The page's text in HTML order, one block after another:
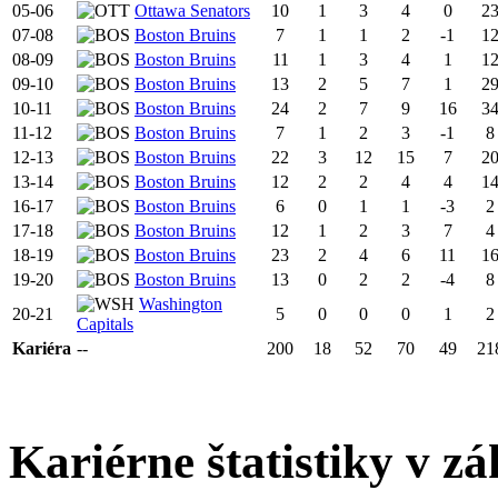
05-06
Ottawa Senators 10 1 3 4 0
23
07-08
Boston Bruins 7 1 1 2 -1
12
08-09
Boston Bruins 11 1 3 4 1
12
09-10
Boston Bruins 13 2 5 7 1
29
10-11
Boston Bruins 24 2 7 9 16
34
11-12
Boston Bruins 7 1 2 3 -1
8
12-13
Boston Bruins 22 3 12 15 7
20
13-14
Boston Bruins 12 2 2 4 4
14
16-17
Boston Bruins 6 0 1 1 -3
2
17-18
Boston Bruins 12 1 2 3 7
4
18-19
Boston Bruins 23 2 4 6 11
16
19-20
Boston Bruins 13 0 2 2 -4
8
20-21
Washington
Capitals
5 0 0 0 1
2
Kariéra -- 200 18 52 70 49
Kariérne štatistiky v